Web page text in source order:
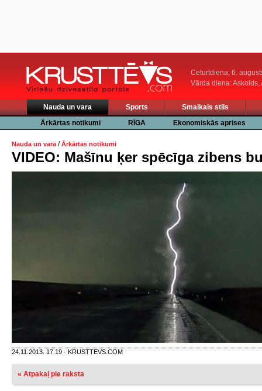
Ceturtdiena, 6.
Vārda diena: Askolds,
Nauda un vara Sports
Smalkais stils
Ārkārtas notikumi
RĪGA Ekonomiskās aprises
Nauda un vara/Ārkārtas notikumi
VIDEO: Mašīnu ķer spēcīga zibens
24.11.2013. 17:19 · KRUSTTEVS.COM
« Atpakaļ pie raksta